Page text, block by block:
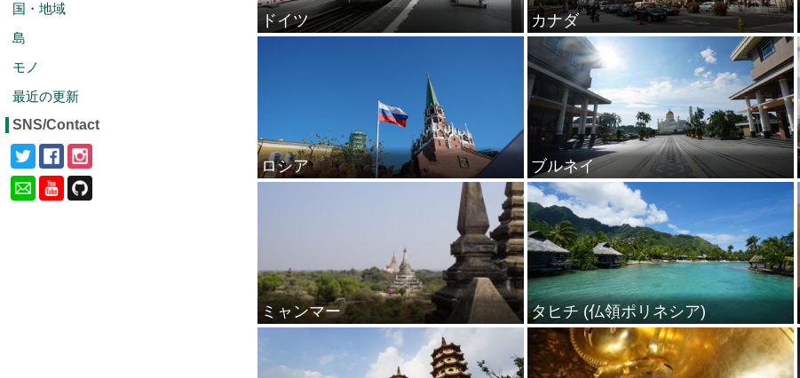
国・地域
島
モノ
最近の更新
SNS/Contact
ドイツ カナダ
ロシア ブルネイ
ミャンマー タヒチ (仏領ポリネシア)